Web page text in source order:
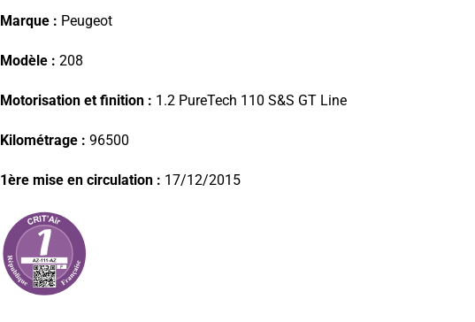
Marque : Peugeot
Modèle : 208
Motorisation et finition : 1.2 PureTech 110 S&S GT Line
Kilométrage : 96500
1ère mise en circulation : 17/12/2015